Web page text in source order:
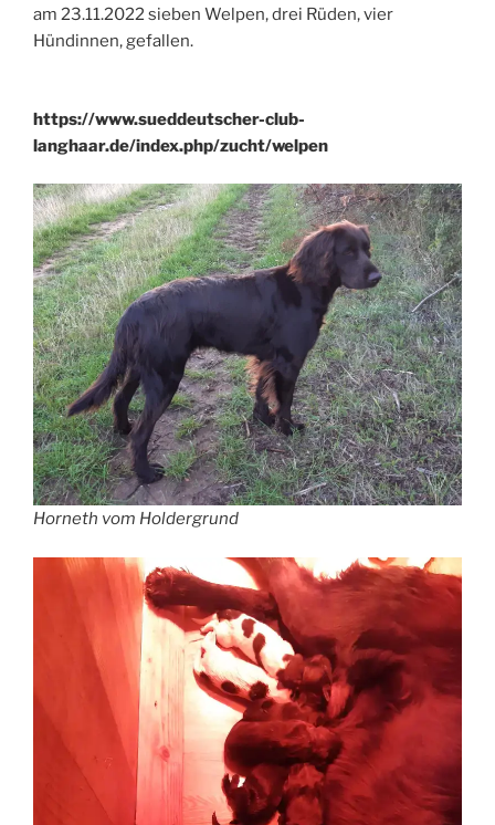
am 23.11.2022 sieben Welpen, drei Rüden, vier
Hündinnen, gefallen.
https://www.sueddeutscher-club-
langhaar.de/index.php/zucht/welpen
Horneth vom Holdergrund